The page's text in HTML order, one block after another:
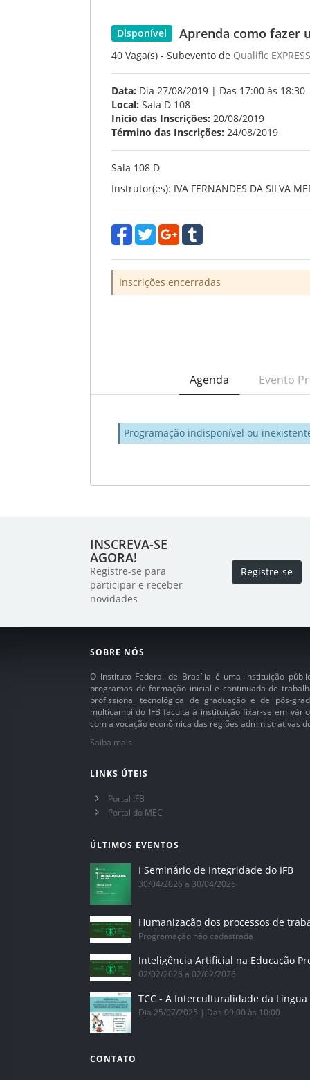
Disponível Aprenda como fazer
40 Vaga(s) - Subevento de Qualific EXPRESS
Data: Dia 27/08/2019 | Das 17:00 às 18:30
Local: Sala D 108
Início das Inscrições: 20/08/2019
Término das Inscrições: 24/08/2019
Sala 108 D
Instrutor(es): IVA FERNANDES DA SILVA
Inscrições encerradas
Agenda Evento
Programação indisponível ou
INSCREVA-SE
AGORA!
Registre-se para
participar e receber
novidades
Registre-se
SOBRE NÓS
O Instituto Federal de Brasília é uma instituição
programas de formação inicial e continuada de
profissional tecnológica de graduação e de pós-
multicampi do IFB faculta à instituição fixar-se em
com a vocação econômica das regiões administrativas
Saiba mais
LINKS ÚTEIS
Portal IFB
Portal do MEC
ÚLTIMOS EVENTOS
I Seminário de Integridade do IFB
30/04/2026 a 30/04/2026
Humanização dos processos de
Programação não cadastrada
02/02/2026 a 02/02/2026
Dia 25/07/2025 | Das 09:00 às 10:00
CONTATO